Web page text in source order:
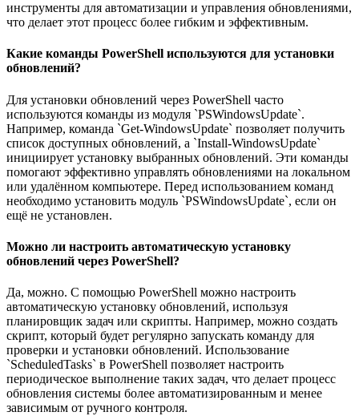
инструменты для автоматизации и управления обновлениями,
что делает этот процесс более гибким и эффективным.
Какие команды PowerShell используются для установки
обновлений?
Для установки обновлений через PowerShell часто
используются команды из модуля `PSWindowsUpdate`.
Например, команда `Get-WindowsUpdate` позволяет получить
список доступных обновлений, а `Install-WindowsUpdate`
инициирует установку выбранных обновлений. Эти команды
помогают эффективно управлять обновлениями на локальном
или удалённом компьютере. Перед использованием команд
необходимо установить модуль `PSWindowsUpdate`, если он
ещё не установлен.
Можно ли настроить автоматическую установку
обновлений через PowerShell?
Да, можно. С помощью PowerShell можно настроить
автоматическую установку обновлений, используя
планировщик задач или скрипты. Например, можно создать
скрипт, который будет регулярно запускать команду для
проверки и установки обновлений. Использование
`ScheduledTasks` в PowerShell позволяет настроить
периодическое выполнение таких задач, что делает процесс
обновления системы более автоматизированным и менее
зависимым от ручного контроля.